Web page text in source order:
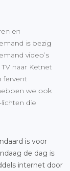
en
is bezig
video’s
naar Ketnet
fervent
we ook
die
is voor
de dag is
internet door